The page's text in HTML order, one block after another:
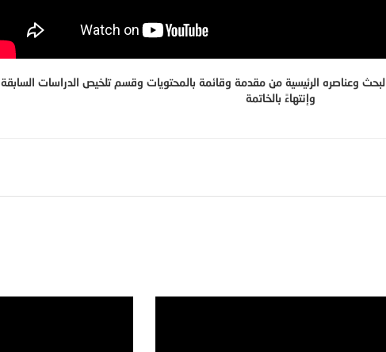
وعناصره الرئيسية من مقدمة وقائمة بالمحتويات وقسم تلخيص الدراسات السابقة
وإنتهاءً بالخاتمة